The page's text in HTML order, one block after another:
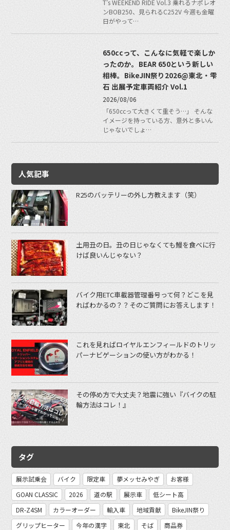
T's WEEKEND RIDE Vol.3 乗れるナポレオ
ンBOB250、見られるC252V 今週も金曜
日がやって…
650ccって、こんなに気軽で楽しか
ったのか。BEAR 650という新しい
相棒。BikeJIN祭り2026@東北・雫
石 出展予定車両紹介 Vol.1
2026/08/06
「650ccって大きくて重そう…」 そんな
イメージを持っている方、意外と多いん
じゃないでしょ…
人気記事
R25のバッテリーの外し方教えます（笑）
土用丑の日。丑の日じゃなくても鰻を食べに行
けば良いんじゃない？
バイク用ETC車載器管理番号って何？どこを見
ればわかるの？？そのご質問にお答えします！
これを見ればロイヤルエンフィールドのトリッ
パーナビゲーションの使い方がわかる！
その停め方で大丈夫？地震に強い『バイクの駐
輪方法はコレ！』
タグ
展示試乗会 バイク 限定車 夢メッセみやぎ
お客様
GOAN CLASSIC
2026 道の駅 展示車
低シート高
DR-Z4SM
カラーオーダー 輸入車 地域貢献
BikeJIN祭り
グリップヒーター
今年の漢字 東北 そば
商品券